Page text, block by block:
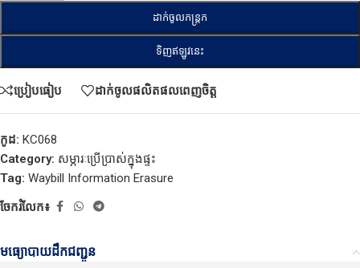
ដាក់ចូលកន្ត្រក
ទិញឥឡូវនេះ
ប្រៀបធៀប ដាក់ចូលផលិតផលពេញចិត្ត
កូដ: KC068
Category: សម្ភារៈប្រើប្រាស់ក្នុងផ្ទះ
Tag: Waybill Information Erasure
ចែករំលែក៖
មធ្យោបាយដឹកជញ្ជូន